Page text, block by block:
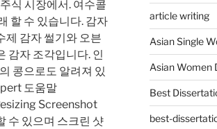
식 시장에서. 여수콜
할 수 있습니다. 감자
제 감자 썰기와 오븐
감자 조각입니다. 인
콩으로도 알려져 있
도움말
Screenshot
수 있으며 스크린 샷
article writing
Asian Single
Asian Women
Best
best-